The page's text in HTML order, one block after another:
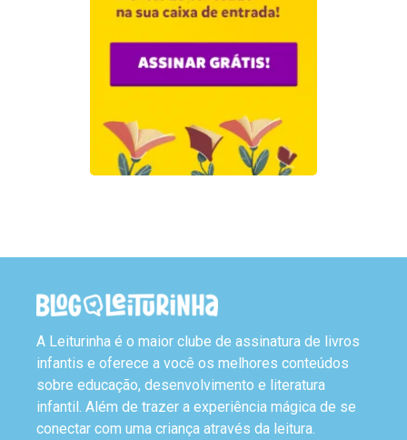
A Leiturinha é o maior clube de assinatura de livros
infantis e oferece a você os melhores conteúdos
sobre educação, desenvolvimento e literatura
infantil. Além de trazer a experiência mágica de se
conectar com uma criança através da leitura.